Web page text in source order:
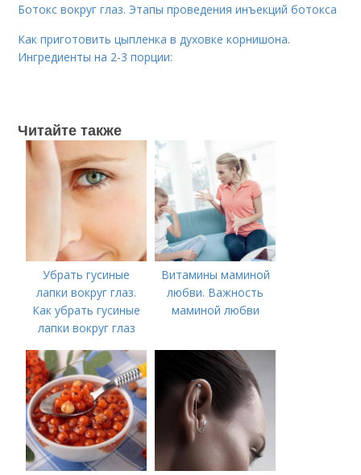
Ботокс вокруг глаз. Этапы проведения инъекций ботокса
Как приготовить цыпленка в духовке корнишона.
Ингредиенты на 2-3 порции:
Читайте также
Убрать гусиные
лапки вокруг глаз.
Как убрать гусиные
лапки вокруг глаз
Витамины маминой
любви. Важность
маминой любви